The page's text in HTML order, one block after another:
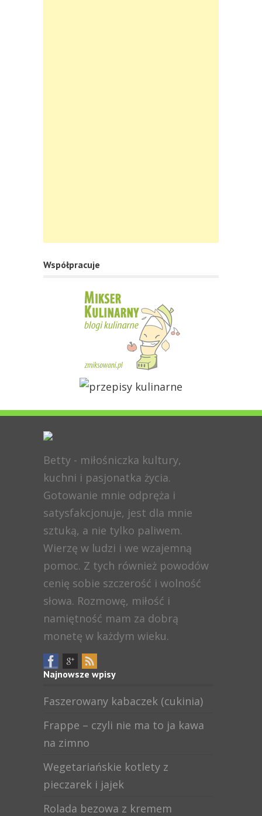
Współpracuje
Betty - miłośniczka kultury,
kuchni i pasjonatka życia.
Gotowanie mnie odpręża i
satysfakcjonuje, jest dla mnie
sztuką, a nie tylko paliwem.
Wierzę w ludzi i we wzajemną
pomoc. Z tych również powodów
cenię sobie szczerość i wolność
słowa. Rozmowę, miłość i
namiętność mam za dobrą
monetę w każdym wieku.
Najnowsze wpisy
Faszerowany kabaczek (cukinia)
Frappe – czyli nie ma to ja kawa
na zimno
Wegetariańskie kotlety z
pieczarek i jajek
Rolada bezowa z kremem